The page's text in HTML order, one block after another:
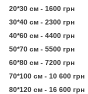
20*30 см - 1600 грн
30*40 см - 2300 грн
40*60 см - 4400 грн
50*70 см - 5500 грн
60*80 см - 7200 грн
70*100 см - 10 600 грн
80*120 см - 16 600 грн